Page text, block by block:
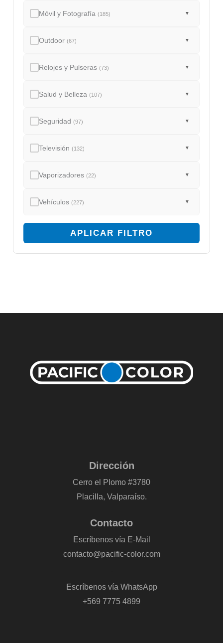
Móvil y Fotografía(185) ▼
Outdoor(67) ▼
Relojes y Pulseras(73) ▼
Salud y Belleza(107) ▼
Seguridad(97) ▼
Televisión(132) ▼
Vaporizadores(22) ▼
Vehículos(227) ▼
APLICAR FILTRO
Dirección
Cerro el Plomo #3780
Placilla, Valparaíso.
Contacto
Escríbenos vía E-Mail
contacto@pacific-color.com
Escríbenos vía WhatsApp
+569 7775 4899